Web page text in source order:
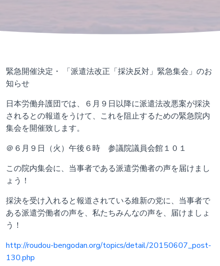
緊急開催決定・ 「派遣法改正「採決反対」緊急集会」のお
知らせ
日本労働弁護団では、６月９日以降に派遣法改悪案が採決
されるとの報道をうけて、これを阻止するための緊急院内
集会を開催致します。
＠６月９日（火）午後６時 参議院議員会館１０１
この院内集会に、当事者である派遣労働者の声を届けまし
ょう！
採決を受け入れると報道されている維新の党に、当事者で
ある派遣労働者の声を、私たちみんなの声を、届けましょ
う！
http://roudou-bengodan.org/topics/detail/20150607_post-
130.php